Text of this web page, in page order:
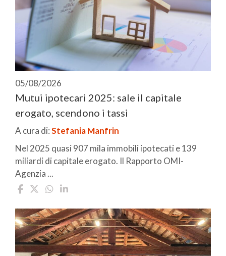
05/08/2026
Mutui ipotecari 2025: sale il capitale
erogato, scendono i tassi
A cura di:Stefania Manfrin
Nel 2025 quasi 907 mila immobili ipotecati e 139
miliardi di capitale erogato. Il Rapporto OMI-
Agenzia ...